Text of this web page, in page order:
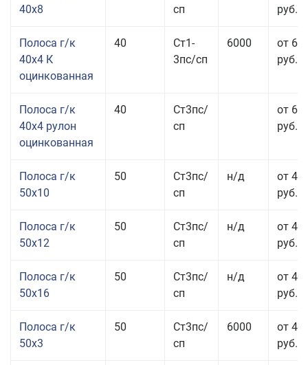
40x8
сп
руб.
Полоса г/к
40x4 К
оцинкованная
40
Ст1-
3пс/сп
6000
от 68
руб.
Полоса г/к
40x4 рулон
оцинкованная
40
Ст3пс/
сп
от 69
руб.
Полоса г/к
50x10
50
Ст3пс/
сп
н/д
от 44
руб.
Полоса г/к
50x12
50
Ст3пс/
сп
н/д
от 43
руб.
Полоса г/к
50x16
50
Ст3пс/
сп
н/д
от 49
руб.
Полоса г/к
50x3
50
Ст3пс/
сп
6000
от 47
руб.